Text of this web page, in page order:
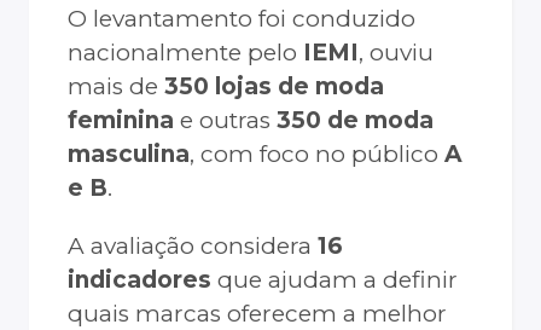
O levantamento foi conduzido
nacionalmente pelo IEMI, ouviu
mais de 350 lojas de moda
feminina e outras 350 de moda
masculina, com foco no público A
e B.
A avaliação considera 16
indicadores que ajudam a definir
quais marcas oferecem a melhor